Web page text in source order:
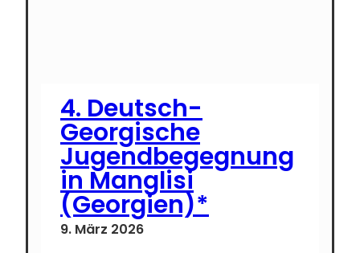
4. Deutsch-
Georgische
Jugendbegegnung
in Manglisi
(Georgien)*
9. März 2026